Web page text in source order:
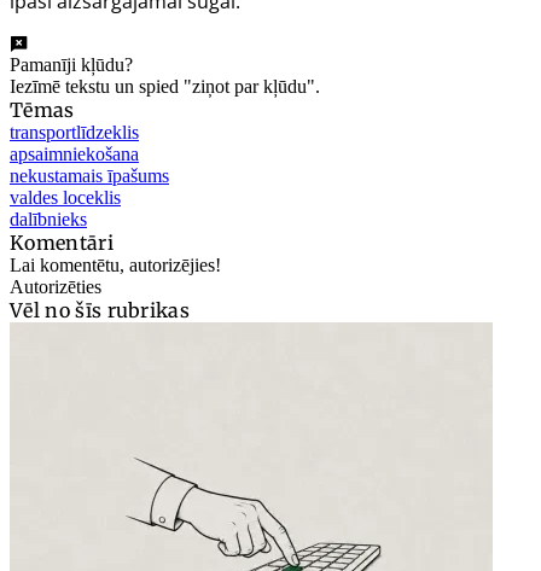
Pamanīji kļūdu?
Iezīmē tekstu un spied "ziņot par kļūdu".
Tēmas
transportlīdzeklis
apsaimniekošana
nekustamais īpašums
valdes loceklis
dalībnieks
Komentāri
Lai komentētu, autorizējies!
Autorizēties
Vēl no šīs rubrikas